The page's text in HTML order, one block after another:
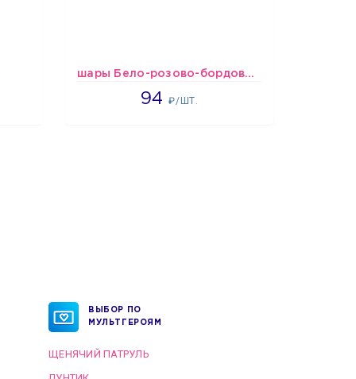
шары Бело-розово-бордовые металлик
94₽/ШТ.
1697
ВЫБОР ПО
МУЛЬТГЕРОЯМ
ЩЕНЯЧИЙ ПАТРУЛЬ